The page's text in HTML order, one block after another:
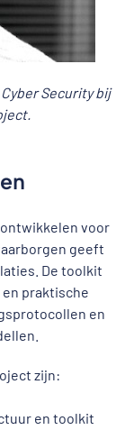
Security bij
voor
geeft
De toolkit
praktische
en
zijn:
en toolkit